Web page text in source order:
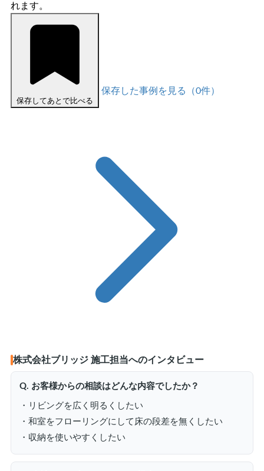
れます。
保存してあとで比べる
保存した事例を見る（0件）
株式会社ブリッジ 施工担当へのインタビュー
Q. お客様からの相談はどんな内容でしたか？
・リビングを広く明るくしたい
・和室をフローリングにして床の段差を無くしたい
・収納を使いやすくしたい